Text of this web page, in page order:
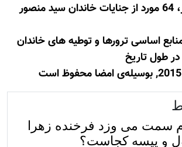
مشت نمونه خروار، 64 مورد از جنایات خاندان سید منصور
اساسی ترورها و توطیه های خاندان
طول تاریخ
سمت می وزد فرخنده زهرا
و پیسه کجاست؟